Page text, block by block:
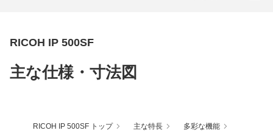
プリンター複合機
RICOH IP 500SF
主な仕様・寸法図
RICOH IP 500SF トップ 主な特長 多彩な機能